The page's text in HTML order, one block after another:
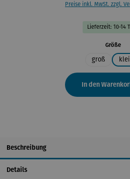
Preise inkl. MwSt. zzgl.
Lieferzeit: 10-14
Größe
groß
In den
Beschreibung
Details